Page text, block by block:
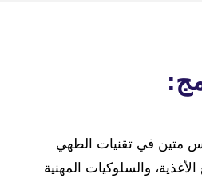
تقنيات الطهي
المهنية